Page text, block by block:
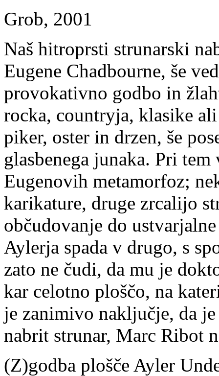
Grob, 2001
Naš hitroprsti strunarski
Eugene Chadbourne, še
provokativno godbo in
rocka, countryja, klasike
piker, oster in drzen, še
glasbenega junaka. Pri
Eugenovih metamorfoz;
karikature, druge zrcalijo
občudovanje do
Aylerja spada v drugo, s
zato ne čudi, da mu je
kar celotno ploščo, na
je zanimivo naključje, da
nabrit strunar, Marc Ribot
(Z)godba plošče Ayler